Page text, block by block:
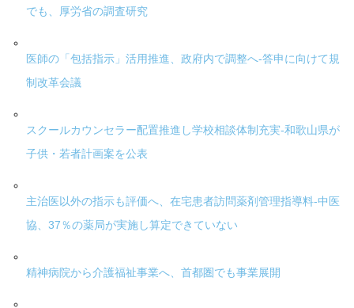
でも、厚労省の調査研究
医師の「包括指示」活用推進、政府内で調整へ-答申に向けて規
制改革会議
スクールカウンセラー配置推進し学校相談体制充実-和歌山県が
子供・若者計画案を公表
主治医以外の指示も評価へ、在宅患者訪問薬剤管理指導料-中医
協、37％の薬局が実施し算定できていない
精神病院から介護福祉事業へ、首都圏でも事業展開